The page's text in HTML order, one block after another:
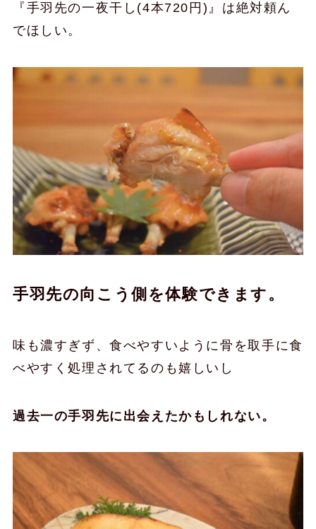
『手羽先の一夜干し(4本720円)』は絶対頼ん
でほしい。
手羽先の向こう側を体験できます。
味も濃すぎず、食べやすいように骨を取手に食
べやすく処理されてるのも嬉しいし
過去一の手羽先に出会えたかもしれない。